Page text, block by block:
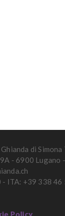
di Simona
- 6900 Lugano
- ITA: +39 338 46
Policy